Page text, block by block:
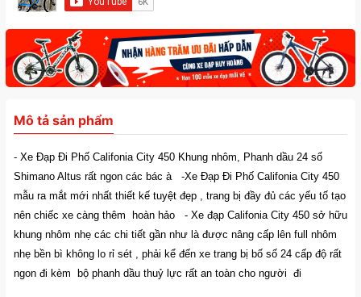
Mô tả sản phẩm
- Xe Đạp Đi Phố Califonia City 450 Khung nhôm, Phanh dầu 24 số
Shimano Altus rất ngon các bác à
-Xe Đạp Đi Phố Califonia City 450
mẫu ra mắt mới nhất thiết kế tuyệt đẹp , trang bị đầy đủ các yếu tố tạo
nên chiếc xe càng thêm hoàn hảo
- Xe đạp Califonia City 450 sở hữu
khung nhôm nhẹ các chi tiết gần như là được nâng cấp lên full nhôm
nhẹ bền bì không lo rỉ sét , phải kể đến xe trang bị bố số 24 cấp độ rất
ngon đi kèm bộ phanh dầu thuỷ lực rất an toàn cho người đi